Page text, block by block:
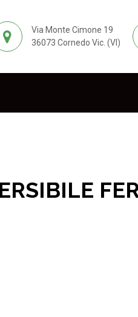
Via Monte Cimone 19
36073 Cornedo Vic. (VI)